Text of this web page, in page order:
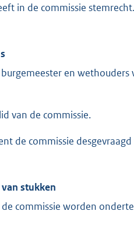
in de commissie stemrecht.
en
van de commissie.
de commissie
stukken
de commissie worden